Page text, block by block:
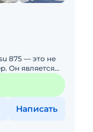
875 — это не
Он являeтcя
клаcсa машин,
Написать